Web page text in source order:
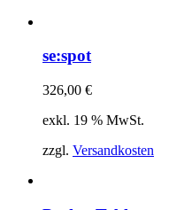
se:spot
326,00 €
exkl. 19 % MwSt.
zzgl. Versandkosten